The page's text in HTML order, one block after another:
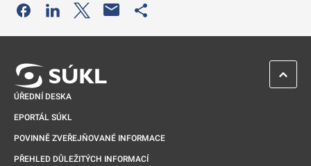
Odkaz se otevře na nové kartě
Odkaz se otevře na nové kartě
Odkaz se otevře na nové kartě
ÚŘEDNÍ DESKA
EPORTÁL SÚKL
POVINNĚ ZVEŘEJŇOVANÉ INFORMACE
PŘEHLED DŮLEŽITÝCH INFORMACÍ
ZPĚT